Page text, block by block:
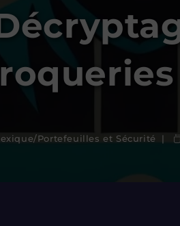
/Portefeuilles et Sécurité